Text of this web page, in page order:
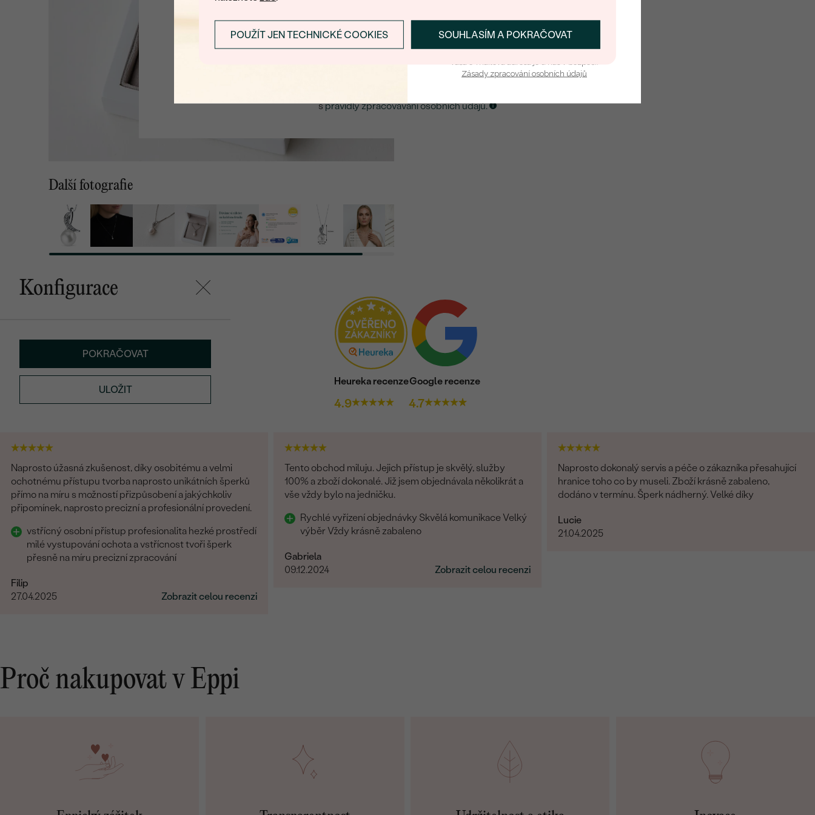
SOUHLASÍM A POKRAČOVAT
POUŽÍT JEN TECHNICKÉ COOKIES
Další fotografie
Konfigurace
POKRAČOVAT
ULOŽIT
Heureka recenze
4.9
Google recenze
4.7
Naprosto úžasná zkušenost, díky osobitému a velmi
ochotnému přístupu tvorba naprosto unikátních šperků
přímo na míru s možností přizpůsobení a jakýchkoliv
připomínek, naprosto precizní a profesionální provedení.
vstřícný osobní přístup profesionalita hezké prostředí
milé vystupování ochota a vstřícnost tvoři šperk
přesně na míru precizní zpracování
Filip
27.04.2025
Zobrazit celou recenzi
Tento obchod miluju. Jejich přístup je skvělý, služby
100% a zboží dokonalé. Již jsem objednávala několikrát a
vše vždy bylo na jedničku.
Rychlé vyřízení objednávky Skvělá komunikace Velký
výběr Vždy krásně zabaleno
Gabriela
09.12.2024
Zobrazit celou recenzi
Naprosto dokonalý servis a péče o zákazníka přesahující
hranice toho co by museli. Zboží krásně zabaleno,
dodáno v termínu. Šperk nádherný. Velké díky
Lucie
21.04.2025
Proč nakupovat v Eppi
ZASLAT UPOZORNĚNÍ NA TENTO
spravidly zpracovávání osobních údajů.
PŘIHLÁSIT SE A ZÍSKAT SLEVU
Zásady zpracování osobních údajů